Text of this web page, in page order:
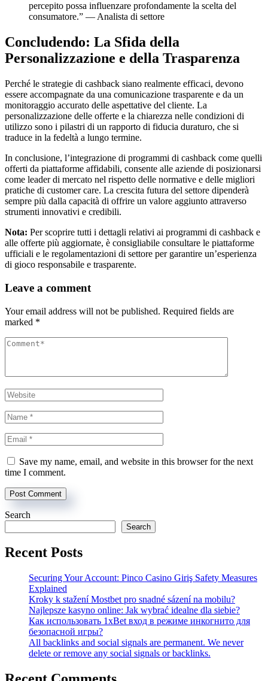
percepito possa influenzare profondamente la scelta del
consumatore.” — Analista di settore
Concludendo: La Sfida della
Personalizzazione e della Trasparenza
Perché le strategie di cashback siano realmente efficaci, devono
essere accompagnate da una comunicazione trasparente e da un
monitoraggio accurato delle aspettative del cliente. La
personalizzazione delle offerte e la chiarezza nelle condizioni di
utilizzo sono i pilastri di un rapporto di fiducia duraturo, che si
traduce in la fedeltà a lungo termine.
In conclusione, l’integrazione di programmi di cashback come quelli
offerti da piattaforme affidabili, consente alle aziende di posizionarsi
come leader di mercato nel rispetto delle normative e delle migliori
pratiche di customer care. La crescita futura del settore dipenderà
sempre più dalla capacità di offrire un valore aggiunto attraverso
strumenti innovativi e credibili.
Nota: Per scoprire tutti i dettagli relativi ai programmi di cashback e
alle offerte più aggiornate, è consigliabile consultare le piattaforme
ufficiali e le regolamentazioni di settore per garantire un’esperienza
di gioco responsabile e trasparente.
Leave a comment
Your email address will not be published. Required fields are
marked *
Save my name, email, and website in this browser for the next
time I comment.
Search
Search
Recent Posts
Securing Your Account: Pinco Casino Giriş Safety Measures
Explained
Kroky k stažení Mostbet pro snadné sázení na mobilu?
Najlepsze kasyno online: Jak wybrać idealne dla siebie?
Как использовать 1xBet вход в режиме инкогнито для
безопасной игры?
All backlinks and social signals are permanent. We never
delete or remove any social signals or backlinks.